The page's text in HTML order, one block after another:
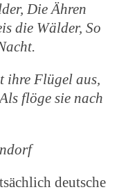
Die Ähren
die Wälder, So
ihre Flügel aus,
Als flöge sie nach
deutsche